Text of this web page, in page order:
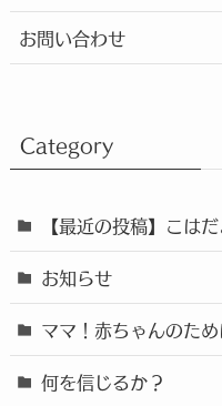
お問い合わせ
Category
【最近の投稿】こは
お知らせ
ママ！赤ちゃんのた
何を信じるか？